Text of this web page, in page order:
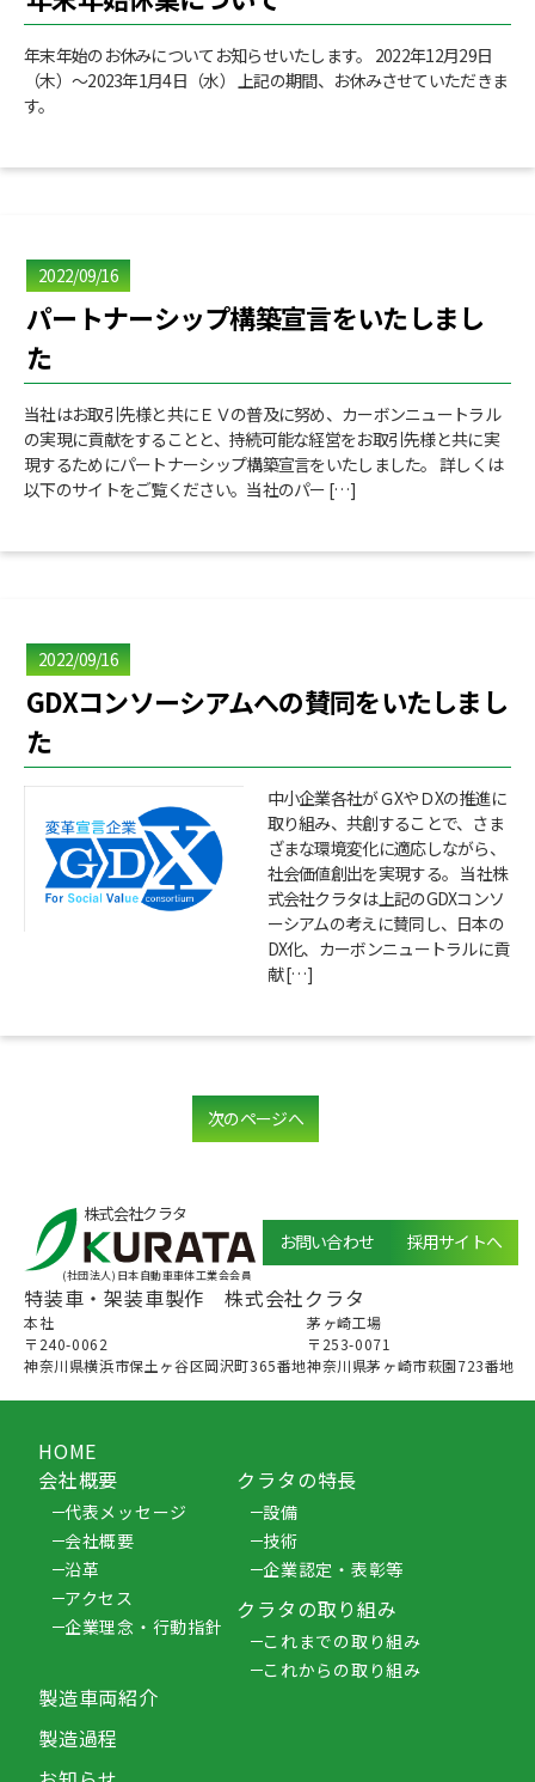
年末年始のお休みについてお知らせいたします。 2022年12月29日
（木）～2023年1月4日（水） 上記の期間、お休みさせていただきま
す。
2022/09/16
パートナーシップ構築宣言をいたしまし
た
当社はお取引先様と共にＥＶの普及に努め、カーボンニュートラル
の実現に貢献をすることと、持続可能な経営をお取引先様と共に実
現するためにパートナーシップ構築宣言をいたしました。 詳しくは
以下のサイトをご覧ください。当社のパー […]
2022/09/16
GDXコンソーシアムへの賛同をいたしまし
た
中小企業各社がＧXやＤXの推進に
取り組み、共創することで、さま
ざまな環境変化に適応しながら、
社会価値創出を実現する。 当社株
式会社クラタは上記のGDXコンソ
ーシアムの考えに賛同し、日本の
DX化、カーボンニュートラルに貢
献 […]
次のページへ
株式会社クラタ
(社団法人)日本自動車車体工業会会員
特装車・架装車製作 株式会社クラタ
本社
〒240-0062
神奈川県横浜市保土ヶ谷区岡沢町365番地
茅ヶ崎⼯場
〒253-0071
神奈川県茅ヶ崎市萩園723番地
お問い合わせ 採用サイトへ
HOME
会社概要
代表メッセージ
会社概要
沿革
アクセス
企業理念・行動指針
クラタの特長
設備
技術
企業認定・表彰等
クラタの取り組み
これまでの取り組み
これからの取り組み
製造車両紹介
製造過程